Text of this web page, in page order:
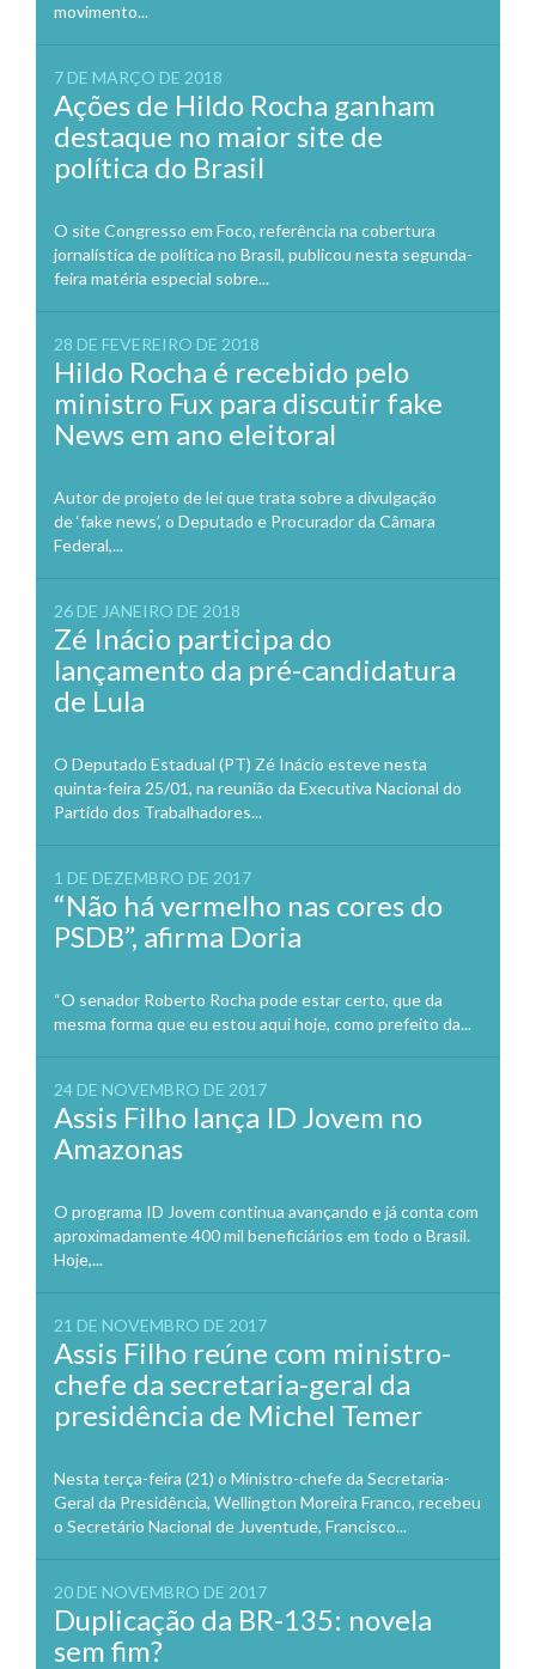
movimento...
7 DE MARÇO DE 2018
Ações de Hildo Rocha ganham
destaque no maior site de
política do Brasil
O site Congresso em Foco, referência na cobertura
jornalística de política no Brasil, publicou nesta segunda-
feira matéria especial sobre...
28 DE FEVEREIRO DE 2018
Hildo Rocha é recebido pelo
ministro Fux para discutir fake
News em ano eleitoral
Autor de projeto de lei que trata sobre a divulgação
de ‘fake news’, o Deputado e Procurador da Câmara
Federal,...
26 DE JANEIRO DE 2018
Zé Inácio participa do
lançamento da pré-candidatura
de Lula
O Deputado Estadual (PT) Zé Inácio esteve nesta
quinta-feira 25/01, na reunião da Executiva Nacional do
Partido dos Trabalhadores...
1 DE DEZEMBRO DE 2017
“Não há vermelho nas cores do
PSDB”, afirma Doria
“O senador Roberto Rocha pode estar certo, que da
mesma forma que eu estou aqui hoje, como prefeito da...
24 DE NOVEMBRO DE 2017
Assis Filho lança ID Jovem no
Amazonas
O programa ID Jovem continua avançando e já conta com
aproximadamente 400 mil beneficiários em todo o Brasil.
Hoje,...
21 DE NOVEMBRO DE 2017
Assis Filho reúne com ministro-
chefe da secretaria-geral da
presidência de Michel Temer
Nesta terça-feira (21) o Ministro-chefe da Secretaria-
Geral da Presidência, Wellington Moreira Franco, recebeu
o Secretário Nacional de Juventude, Francisco...
20 DE NOVEMBRO DE 2017
Duplicação da BR-135: novela
sem fim?